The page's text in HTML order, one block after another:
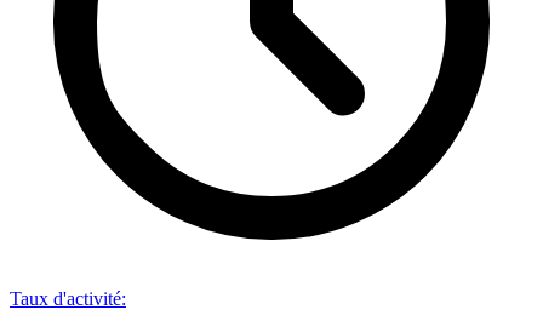
Taux d'activité: